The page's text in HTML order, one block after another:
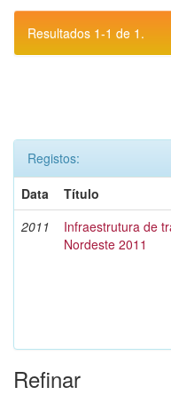
Resultados 1-1 de 1.
Registos:
Data
Título
2011
Infraestrutura de
Nordeste 2011
Refinar